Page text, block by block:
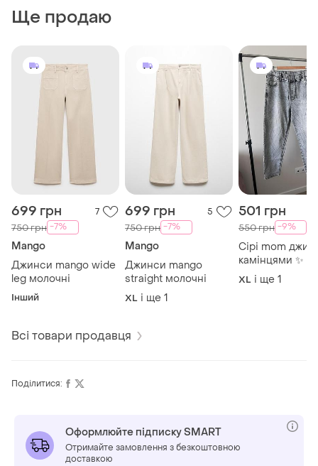
Ще продаю
699 грн 7
750 грн -7%
Mango
Джинси mango wide
leg молочні
Інший
699 грн 5
750 грн -7%
Mango
Джинси mango
straight молочні
XL і ще 1
501 грн
550 грн -9%
Сірі mom
камінцями ✨
XL і ще 1
Всі товари продавця
Поділитися:
Оформлюйте підписку SMART
Отримайте замовлення з безкоштовною
доставкою